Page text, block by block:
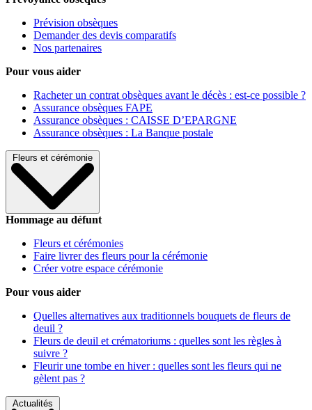
Prévision obsèques
Demander des devis comparatifs
Nos partenaires
Pour vous aider
Racheter un contrat obsèques avant le décès : est-ce possible ?
Assurance obsèques FAPE
Assurance obsèques : CAISSE D’EPARGNE
Assurance obsèques : La Banque postale
Fleurs et cérémonie
Hommage au défunt
Fleurs et cérémonies
Faire livrer des fleurs pour la cérémonie
Créer votre espace cérémonie
Pour vous aider
Quelles alternatives aux traditionnels bouquets de fleurs de
deuil ?
Fleurs de deuil et crématoriums : quelles sont les règles à
suivre ?
Fleurir une tombe en hiver : quelles sont les fleurs qui ne
gèlent pas ?
Actualités